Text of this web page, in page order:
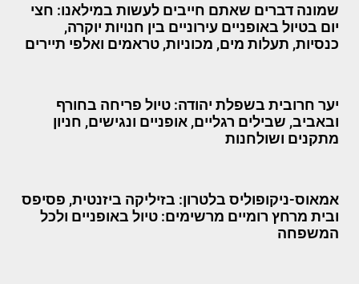
שמונה דברים שאתם חייבים לעשות במילאנו: חצי
יום בטיול באופניים עירוניים בין חנויות יוקרה,
כנסיות, תעלות מים, מכוניות, טראמים ואלפי תיירים
יער חרובית בשפלת יהודה: טיול פריחה בחורף
ובאביב, שבילים רגליים, אופניים ונגישים, חניון
מתקנים ושולחנות
אמאוס-ניקופוליס בלטרון: בזיליקה ביזנטית, פסיפס
ובית מרחץ רומיים מרשימים: טיול באופניים ולכל
המשפחה